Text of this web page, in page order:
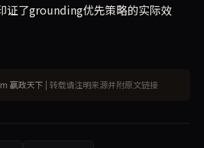
证了grounding优先策略的实际效
赢政天下 | 转载请注明来源并附原文链接